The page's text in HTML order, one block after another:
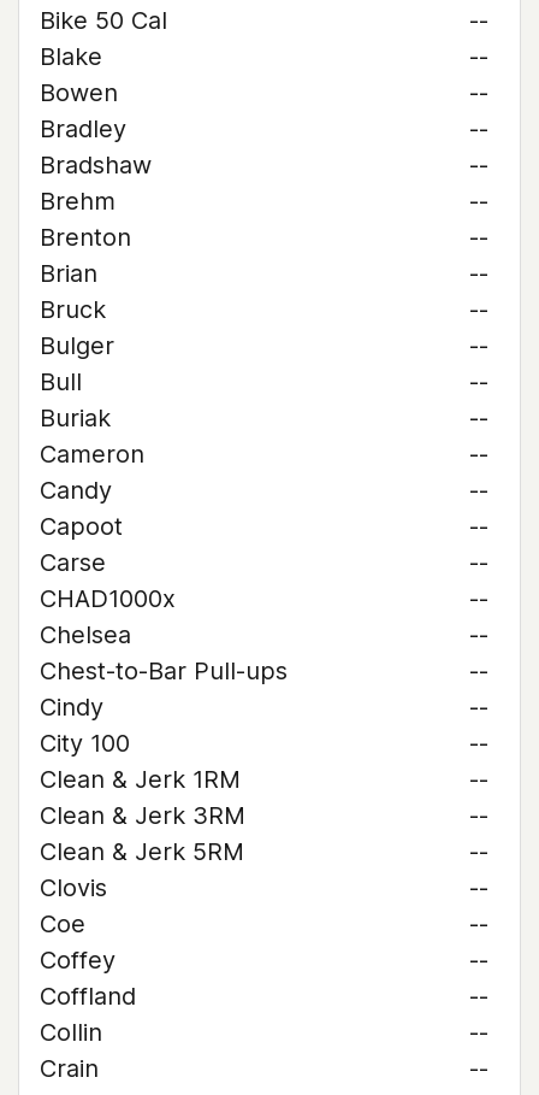
Bike 50 Cal
--
Blake
--
Bowen
--
Bradley
--
Bradshaw
--
Brehm
--
Brenton
--
Brian
--
Bruck
--
Bulger
--
Bull
--
Buriak
--
Cameron
--
Candy
--
Capoot
--
Carse
--
CHAD1000x
--
Chelsea
--
Chest-to-Bar Pull-ups
--
Cindy
--
City 100
--
Clean & Jerk 1RM
--
Clean & Jerk 3RM
--
Clean & Jerk 5RM
--
Clovis
--
Coe
--
Coffey
--
Coffland
--
Collin
--
Crain
--